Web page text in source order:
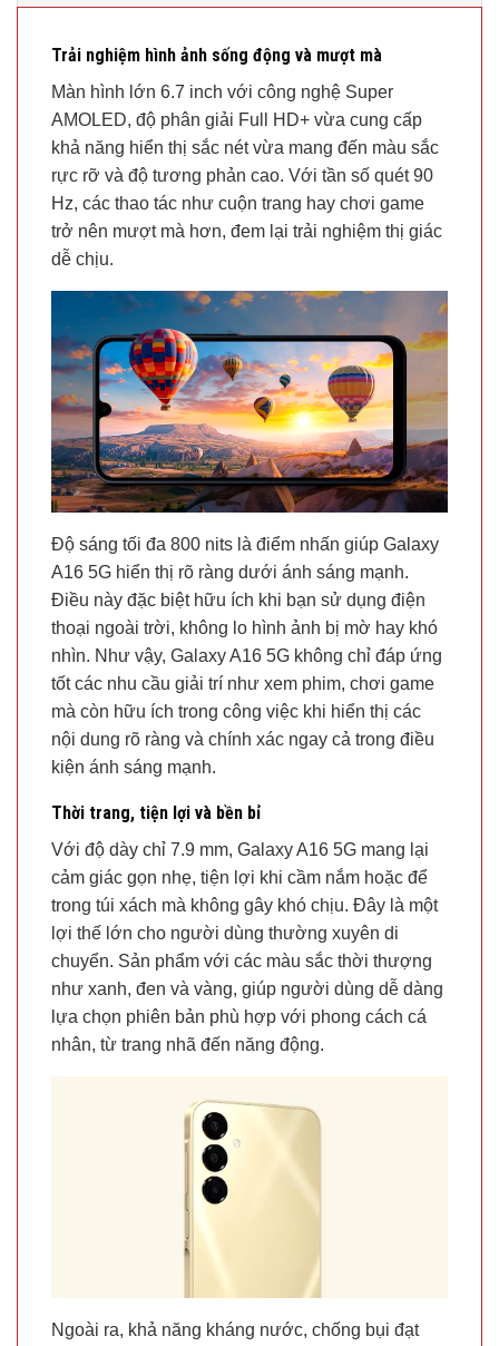
Trải nghiệm hình ảnh sống động và mượt mà
Màn hình lớn 6.7 inch với công nghệ Super
AMOLED, độ phân giải Full HD+ vừa cung cấp
khả năng hiển thị sắc nét vừa mang đến màu sắc
rực rỡ và độ tương phản cao. Với tần số quét 90
Hz, các thao tác như cuộn trang hay chơi game
trở nên mượt mà hơn, đem lại trải nghiệm thị giác
dễ chịu.
Độ sáng tối đa 800 nits là điểm nhấn giúp Galaxy
A16 5G hiển thị rõ ràng dưới ánh sáng mạnh.
Điều này đặc biệt hữu ích khi bạn sử dụng điện
thoại ngoài trời, không lo hình ảnh bị mờ hay khó
nhìn. Như vậy, Galaxy A16 5G không chỉ đáp ứng
tốt các nhu cầu giải trí như xem phim, chơi game
mà còn hữu ích trong công việc khi hiển thị các
nội dung rõ ràng và chính xác ngay cả trong điều
kiện ánh sáng mạnh.
Thời trang, tiện lợi và bền bỉ
Với độ dày chỉ 7.9 mm, Galaxy A16 5G mang lại
cảm giác gọn nhẹ, tiện lợi khi cầm nắm hoặc để
trong túi xách mà không gây khó chịu. Đây là một
lợi thế lớn cho người dùng thường xuyên di
chuyển. Sản phẩm với các màu sắc thời thượng
như xanh, đen và vàng, giúp người dùng dễ dàng
lựa chọn phiên bản phù hợp với phong cách cá
nhân, từ trang nhã đến năng động.
Ngoài ra, khả năng kháng nước, chống bụi đạt